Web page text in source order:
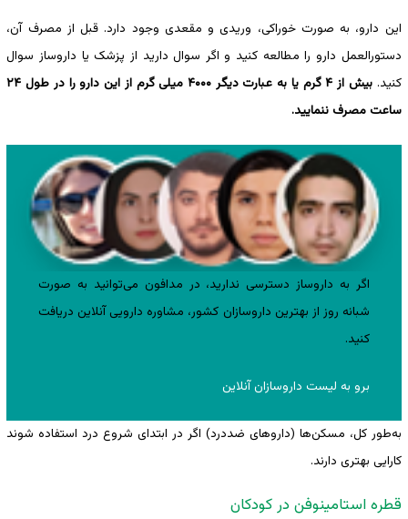
این دارو، به صورت خوراکی، وریدی و مقعدی وجود دارد. قبل از مصرف آن،
دستورالعمل دارو را مطالعه کنید و اگر سوال دارید از پزشک یا داروساز سوال
کنید.
بیش از ۴ گرم یا به عبارت دیگر ۴۰۰۰ میلی گرم از این دارو را در طول ۲۴
ساعت مصرف ننمایید.
اگر به داروساز دسترسی ندارید، در مدافون می‌توانید به صورت
شبانه روز از بهترین داروسازان کشور، مشاوره دارویی آنلاین دریافت
کنید.
برو به لیست داروسازان آنلاین
به‌طور کل، مسکن‌ها (داروهای ضددرد) اگر در ابتدای شروع درد استفاده شوند
کارایی بهتری دارند.
قطره استامینوفن در کودکان